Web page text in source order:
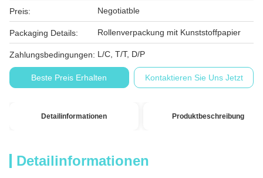
Preis: Negotiatble
Packaging Details: Rollenverpackung mit Kunststoffpapier
Zahlungsbedingungen: L/C, T/T, D/P
Beste Preis Erhalten Kontaktieren Sie Uns Jetzt
Detailinformationen Produktbeschreibung
Detailinformationen